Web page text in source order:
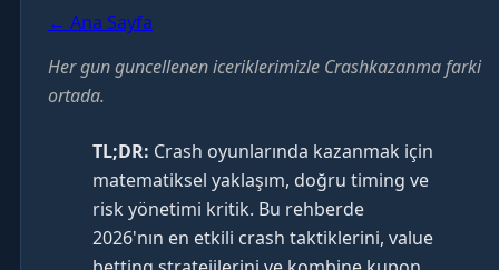
← Ana Sayfa
Her gun guncellenen iceriklerimizle Crashkazanma farki
ortada.
TL;DR: Crash oyunlarında kazanmak için
matematiksel yaklaşım, doğru timing ve
risk yönetimi kritik. Bu rehberde
2026'nın en etkili crash taktiklerini, value